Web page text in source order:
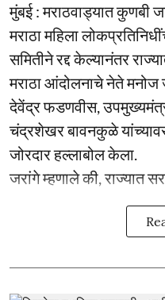
मुंबई : मराठवाड्यात कुणबी
मराठा महिला
समितीने रद्द केल्यानंतर
मराठा आंदोलनाचे नेते मनोज
देवेंद्र फडणवीस,
चंद्रशेखर बावनकुळे
जोरदार हल्लाबोल केला.
जरांगे म्हणाले की, राज्यात